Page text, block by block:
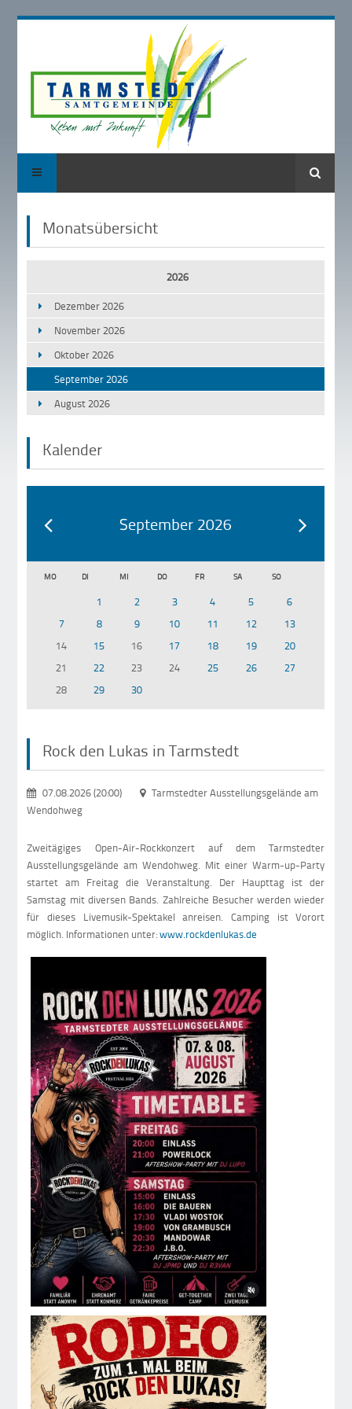
Suche
Monatsübersicht
2026
Dezember 2026
November 2026
Oktober 2026
September 2026
August 2026
Kalender
September 2026
MO DI MI DO FR SA SO
1 2 3 4 5
6
7
8 9 10 11 12
13
14
15 16 17 18 19
20
21
22 23 24 25 26
27
28
29 30
Rock den Lukas in Tarmstedt
07.08.2026 (20:00)
Tarmstedter Ausstellungsgelände am
Wendohweg
Zweitägiges Open-Air-Rockkonzert auf dem Tarmstedter
Ausstellungsgelände am Wendohweg. Mit einer Warm-up-Party
startet am Freitag die Veranstaltung. Der Haupttag ist der
Samstag mit diversen Bands. Zahlreiche Besucher werden wieder
für dieses Livemusik-Spektakel anreisen. Camping ist Vorort
möglich. Informationen unter:www.rockdenlukas.de